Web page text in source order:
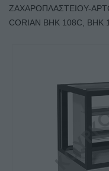
ΖΑΧΑΡΟΠΛΑΣΤΕΙΟΥ-
CORIAN BHK 108C, BHK